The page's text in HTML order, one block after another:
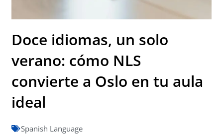
Doce idiomas, un solo
verano: cómo NLS
convierte a Oslo en tu aula
ideal
Spanish Language